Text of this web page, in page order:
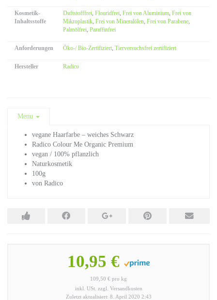
Kosmetik-
Inhaltsstoffe
Duftstofffrei, Flouridfrei, Frei von Aluminium, Frei von
Mikroplastik, Frei von Mineralölen, Frei von Parabene,
Palmölfrei, Paraffinfrei
Anforderungen Öko-/ Bio-Zertifiziert, Tierversuchsfrei zertifiziert
Hersteller Radico
Menu
vegane Haarfarbe – weiches Schwarz
Radico Colour Me Organic Premium
vegan / 100% pflanzlich
Naturkosmetik
100g
von Radico
10,95 €
109,50 € pro kg
inkl. USt. zzgl. Versandkosten
Zuletzt aktualisiert: 8. April 2020 2:43